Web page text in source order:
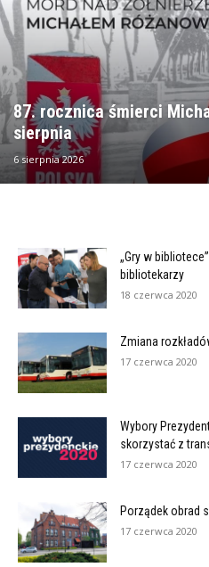
87. rocznica śmierci
sierpnia
6 sierpnia 2026
„Gry w
bibliotekarzy
18 czerwca 2020
Zmiana
17 czerwca 2020
Wybory
skorzystać z
17 czerwca 2020
Porządek obrad
17 czerwca 2020